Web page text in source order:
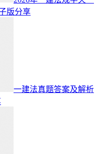
版分享
一建法真题答案及解析